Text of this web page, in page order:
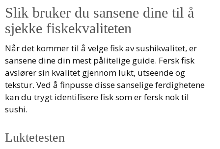
Slik bruker du sansene dine til å
sjekke fiskekvaliteten
Når det kommer til å velge fisk av sushikvalitet, er
sansene dine din mest pålitelige guide. Fersk fisk
avslører sin kvalitet gjennom lukt, utseende og
tekstur. Ved å finpusse disse sanselige ferdighetene
kan du trygt identifisere fisk som er fersk nok til
sushi.
Luktetesten